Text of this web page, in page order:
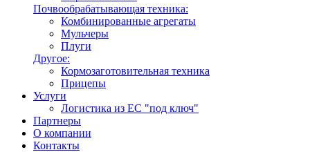
Почвообрабатывающая техника:
Комбинированные агрегаты
Мульчеры
Плуги
Другое:
Кормозаготовительная техника
Прицепы
Услуги
Логистика из ЕС "под ключ"
Партнеры
О компании
Контакты